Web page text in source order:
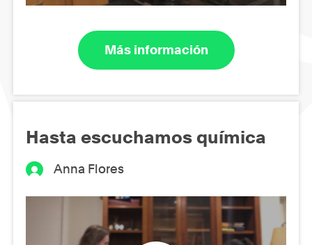
Más información
Hasta escuchamos química
Anna Flores